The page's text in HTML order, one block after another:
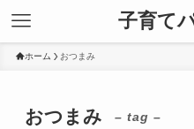
子育て
ホーム おつまみ
おつまみ – tag –